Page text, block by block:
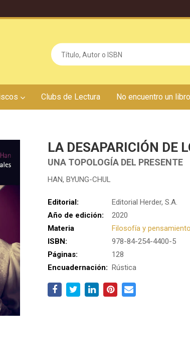
Clubs de Lectura No encuentro un libro
LA DESAPARICIÓN DE
UNA TOPOLOGÍA DEL PRESENTE
HAN, BYUNG-CHUL
Editorial:
Editorial Herder, S.A.
Año de edición:
2020
Materia
Filosofía y pensamiento
ISBN:
978-84-254-4400-5
Páginas:
128
Encuadernación: Rústica